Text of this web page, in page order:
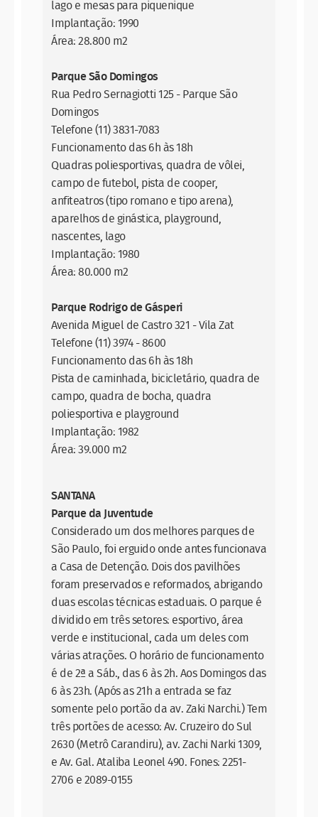
lago e mesas para piquenique
Implantação: 1990
Área: 28.800 m2
Parque São Domingos
Rua Pedro Sernagiotti 125 - Parque São
Domingos
Telefone (11) 3831-7083
Funcionamento das 6h às 18h
Quadras poliesportivas, quadra de vôlei,
campo de futebol, pista de cooper,
anfiteatros (tipo romano e tipo arena),
aparelhos de ginástica, playground,
nascentes, lago
Implantação: 1980
Área: 80.000 m2
Parque Rodrigo de Gásperi
Avenida Miguel de Castro 321 - Vila Zat
Telefone (11) 3974 - 8600
Funcionamento das 6h às 18h
Pista de caminhada, bicicletário, quadra de
campo, quadra de bocha, quadra
poliesportiva e playground
Implantação: 1982
Área: 39.000 m2
SANTANA
Parque da Juventude
Considerado um dos melhores parques de
São Paulo, foi erguido onde antes funcionava
a Casa de Detenção. Dois dos pavilhões
foram preservados e reformados, abrigando
duas escolas técnicas estaduais. O parque é
dividido em três setores: esportivo, área
verde e institucional, cada um deles com
várias atrações. O horário de funcionamento
é de 2ª a Sáb., das 6 às 2h. Aos Domingos das
6 às 23h. (Após as 21h a entrada se faz
somente pelo portão da av. Zaki Narchi.) Tem
três portões de acesso: Av. Cruzeiro do Sul
2630 (Metrô Carandiru), av. Zachi Narki 1309,
e Av. Gal. Ataliba Leonel 490. Fones: 2251-
2706 e 2089-0155